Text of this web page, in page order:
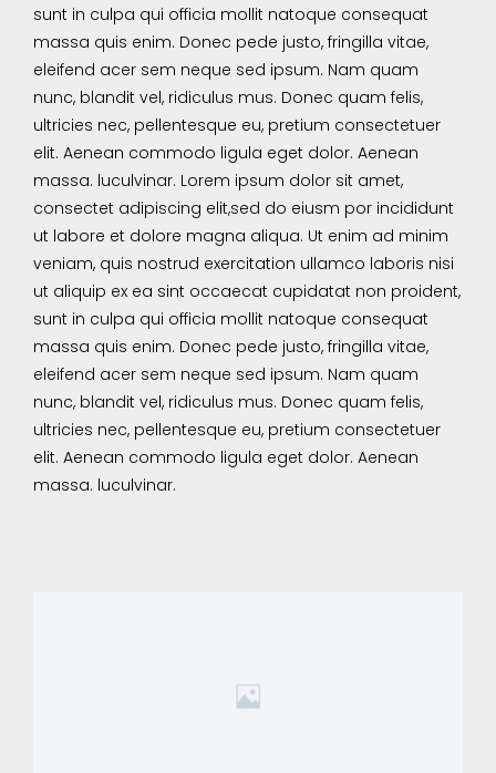
sunt in culpa qui officia mollit natoque consequat
massa quis enim. Donec pede justo, fringilla vitae,
eleifend acer sem neque sed ipsum. Nam quam
nunc, blandit vel, ridiculus mus. Donec quam felis,
ultricies nec, pellentesque eu, pretium consectetuer
elit. Aenean commodo ligula eget dolor. Aenean
massa. luculvinar. Lorem ipsum dolor sit amet,
consectet adipiscing elit,sed do eiusm por incididunt
ut labore et dolore magna aliqua. Ut enim ad minim
veniam, quis nostrud exercitation ullamco laboris nisi
ut aliquip ex ea sint occaecat cupidatat non proident,
sunt in culpa qui officia mollit natoque consequat
massa quis enim. Donec pede justo, fringilla vitae,
eleifend acer sem neque sed ipsum. Nam quam
nunc, blandit vel, ridiculus mus. Donec quam felis,
ultricies nec, pellentesque eu, pretium consectetuer
elit. Aenean commodo ligula eget dolor. Aenean
massa. luculvinar.